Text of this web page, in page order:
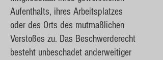
Aufenthalts, ihres Arbeitsplatzes
oder des Orts des mutmaßlichen
Verstoßes zu. Das Beschwerderecht
besteht unbeschadet anderweitiger